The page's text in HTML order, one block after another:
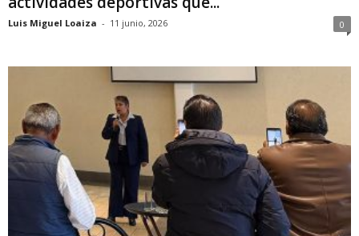
Luis Miguel Loaiza - 11 junio, 2026 0